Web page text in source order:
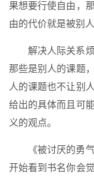
果想要行使自由，
由的代价就是被别人
解决人际关系
那些是别人的课题
人的课题也不让别
给出的具体而且可
义的观点。
《被讨厌的勇
开始看到书名你会